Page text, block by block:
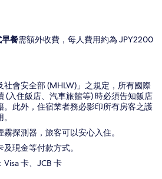
餐需額外收費，每人費用約為 JPY2200
社會安全部 (MHLW)」之規定，所有國際
(入住飯店、汽車旅館等) 時必須告知飯店
。此外，住宿業者務必影印所有房客之護
探測器，旅客可以安心入住。
現金等付款方式。
卡、JCB 卡